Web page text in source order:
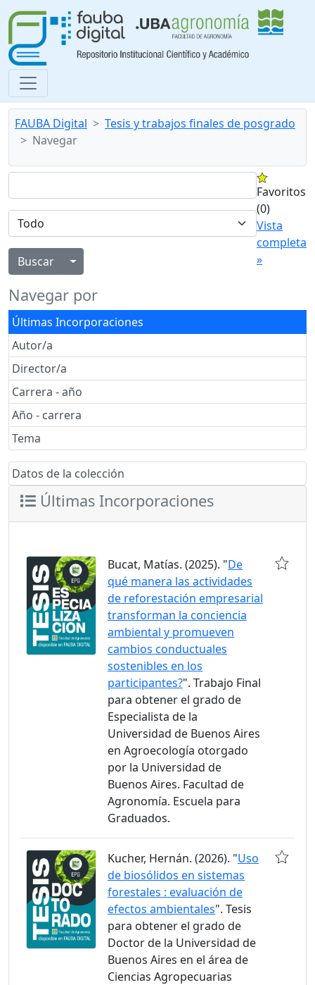
FAUBA Digital
Tesis y trabajos finales de posgrado
Navegar
Alternar menú desplegable
Favoritos
(0)
Vista
completa
»
Navegar por
Últimas Incorporaciones
Autor/a
Director/a
Carrera - año
Año - carrera
Tema
Datos de la colección
Últimas Incorporaciones
Bucat, Matías. (2025). "De
qué manera las actividades
de reforestación empresarial
transforman la conciencia
ambiental y promueven
cambios conductuales
sostenibles en los
participantes?". Trabajo Final
para obtener el grado de
Especialista de la
Universidad de Buenos Aires
en Agroecología otorgado
por la Universidad de
Buenos Aires. Facultad de
Agronomía. Escuela para
Graduados.
Kucher, Hernán. (2026). "Uso
de biosólidos en sistemas
forestales : evaluación de
efectos ambientales". Tesis
para obtener el grado de
Doctor de la Universidad de
Buenos Aires en el área de
Ciencias Agropecuarias